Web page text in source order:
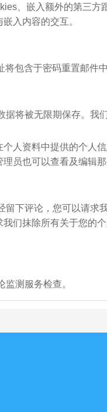
、嵌入额外的第三
入内容的交互。
包含于密码重置邮件中
据将被无限期保存。我
人资料中提供的个人
员也可以查看及编辑那
留下评论，您可以请求
们抹除所有关于您的
测服务检查。